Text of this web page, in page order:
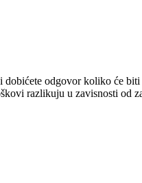
odgovor koliko će
razlikuju u zavisnosti od